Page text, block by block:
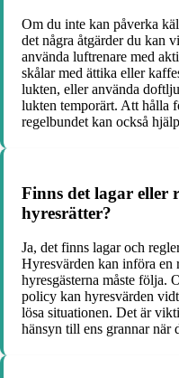
Om du inte kan påverka
det några åtgärder du kan
använda luftrenare med
skålar med ättika eller
lukten, eller använda
lukten temporärt. Att hålla
regelbundet kan också
Finns det lagar eller
hyresrätter?
Ja, det finns lagar och
Hyresvärden kan införa
hyresgästerna måste följa.
policy kan hyresvärden
lösa situationen. Det är
hänsyn till ens grannar när